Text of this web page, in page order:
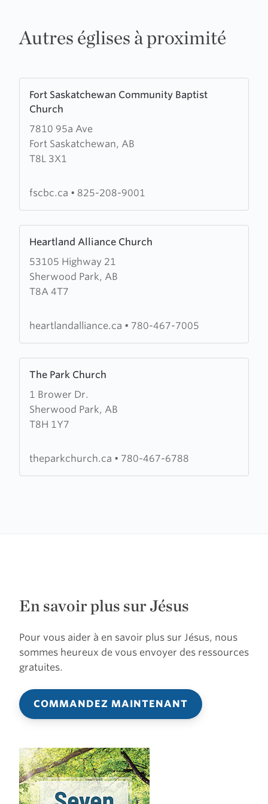
Autres églises à proximité
Fort Saskatchewan Community Baptist
Church
7810 95a Ave
Fort Saskatchewan, AB
T8L 3X1
more
about
Fort
Saskatchewan
Community
Church
fscbc.ca • 825-208-9001
Heartland Alliance Church
53105 Highway 21
Sherwood Park, AB
T8A 4T7
more
about
Heartland
Alliance
heartlandalliance.ca • 780-467-7005
The Park Church
1 Brower Dr.
Sherwood Park, AB
T8H 1Y7
more
about
The
Park
theparkchurch.ca • 780-467-6788
En savoir plus sur Jésus
Pour vous aider à en savoir plus sur Jésus, nous
sommes heureux de vous envoyer des ressources
gratuites.
COMMANDEZ MAINTENANT